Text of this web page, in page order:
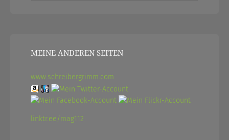
MEINE ANDEREN SEITEN
www.schreibergrimm.com
linktr.ee/mag112